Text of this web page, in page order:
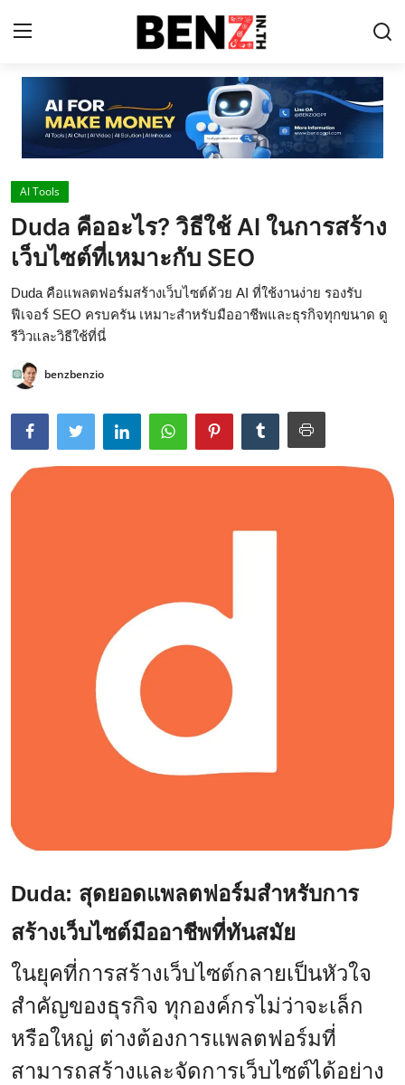
Home
Contact
AI Tools
ChatGPT Prompts
ThaiGPT Builder
AI Tools
Duda คืออะไร? วิธีใช้ AI ในการสร้าง
เว็บไซต์ที่เหมาะกับ SEO
Duda คือแพลตฟอร์มสร้างเว็บไซต์ด้วย AI ที่ใช้งานง่าย รองรับ
ฟีเจอร์ SEO ครบครัน เหมาะสำหรับมืออาชีพและธุรกิจทุกขนาด ดู
รีวิวและวิธีใช้ที่นี่
benzbenzio
Duda: สุดยอดแพลตฟอร์มสำหรับการ
สร้างเว็บไซต์มืออาชีพที่ทันสมัย
ในยุคที่การสร้างเว็บไซต์กลายเป็นหัวใจ
สำคัญของธุรกิจ ทุกองค์กรไม่ว่าจะเล็ก
หรือใหญ่ ต่างต้องการแพลตฟอร์มที่
สามารถสร้างและจัดการเว็บไซต์ได้อย่าง